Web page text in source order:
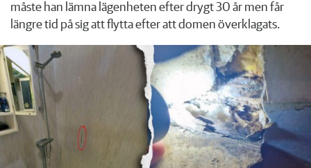
måste han lämna lägenheten efter drygt 30 år men får
längre tid på sig att flytta efter att domen överklagats.